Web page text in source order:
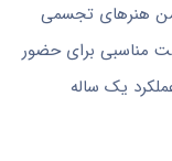
هنرهای تجسمی
مناسبی برای حضور
یک ساله